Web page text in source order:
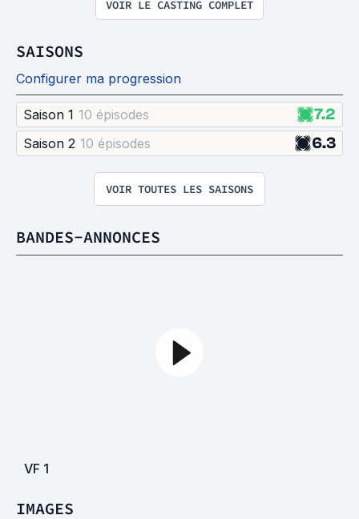
VOIR LE CASTING COMPLET
SAISONS
Configurer ma progression
Saison 1 10 épisodes 7.2
Saison 2 10 épisodes 6.3
VOIR TOUTES LES SAISONS
BANDES-ANNONCES
VF 1
IMAGES